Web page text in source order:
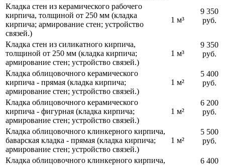
Кладка стен из керамического рабочего
кирпича, толщиной от 250 мм (кладка
кирпича; армирование стен; устройство
связей.)
1 м³
9 350
руб.
Кладка стен из силикатного кирпича,
толщиной от 250 мм (кладка кирпича;
армирование стен; устройство связей.)
1 м³
9 350
руб.
Кладка облицовочного керамического
кирпича - прямая (кладка кирпича;
армирование стен; устройство связей.)
1 м²
5 400
руб.
Кладка облицовочного керамического
кирпича - фигурная (кладка кирпича;
армирование стен; устройство связей.)
1 м²
6 200
руб.
Кладка облицовочного клинкерного кирпича,
баварская кладка - прямая (кладка кирпича;
армирование стен; устройство связей.)
1 м²
5 500
руб.
Кладка облицовочного клинкерного кирпича,
6 400